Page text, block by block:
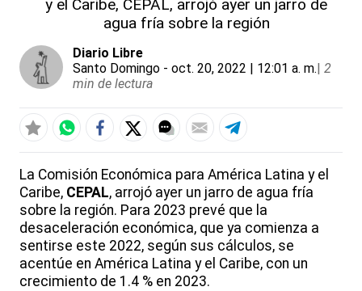
y el Caribe, CEPAL, arrojó ayer un jarro de
agua fría sobre la región
Diario Libre
Santo Domingo - oct. 20, 2022 | 12:01 a. m.| 2
min de lectura
La Comisión Económica para América Latina y el
Caribe, CEPAL, arrojó ayer un jarro de agua fría
sobre la región. Para 2023 prevé que la
desaceleración económica, que ya comienza a
sentirse este 2022, según sus cálculos, se
acentúe en América Latina y el Caribe, con un
crecimiento de 1.4 % en 2023.